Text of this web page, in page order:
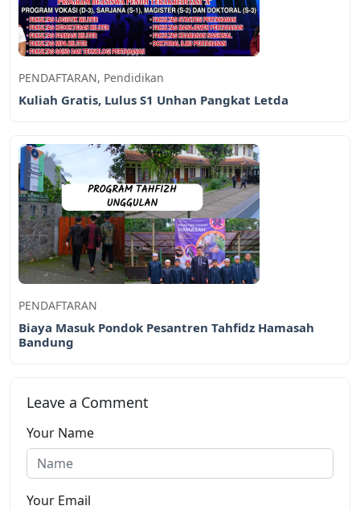
PENDAFTARAN, Pendidikan
Kuliah Gratis, Lulus S1 Unhan Pangkat Letda
PENDAFTARAN
Biaya Masuk Pondok Pesantren Tahfidz Hamasah
Bandung
Leave a Comment
Your Name
Your Email